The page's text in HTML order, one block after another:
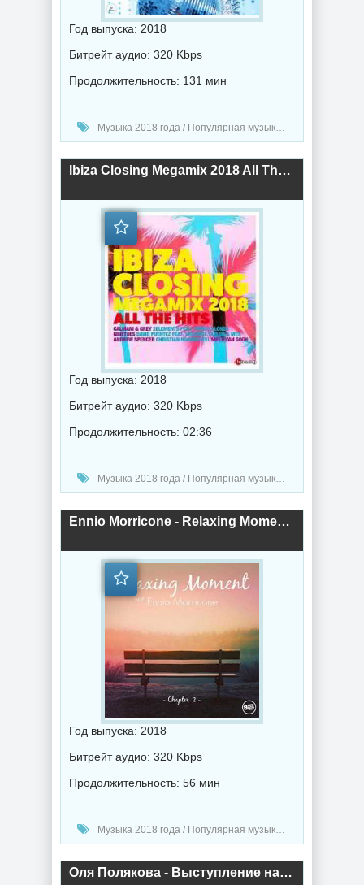
Год выпуска: 2018
Битрейт аудио: 320 Kbps
Продолжительность: 131 мин
Музыка 2018 года / Популярная музыка / Электронная музыка / Хаус музыка / Транс музыка / Диско музыка / Музыка в машину
Ibiza Closing Megamix 2018 All The Hits [2CD] (2018) торрент
Год выпуска: 2018
Битрейт аудио: 320 Kbps
Продолжительность: 02:36
Музыка 2018 года / Популярная музыка / Клубная музыка / Диско музыка / Музыка в машину
Ennio Morricone - Relaxing Moment with Ennio Morricone (Chapter 2) (2018) торрент
Год выпуска: 2018
Битрейт аудио: 320 Kbps
Продолжительность: 56 мин
Музыка 2018 года / Популярная музыка / Музыка в машину
Оля Полякова - Выступление на «Лиге звезд» (2018) торрент